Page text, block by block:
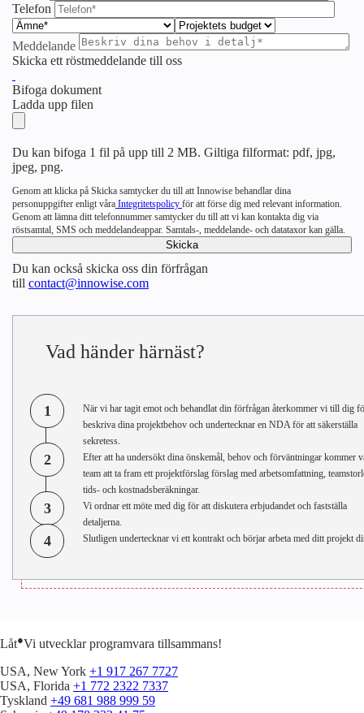
Telefon
Meddelande
Skicka ett röstmeddelande till oss
Bifoga dokument
Ladda upp filen
Du kan bifoga 1 fil på upp till 2 MB. Giltiga filformat: pdf, jpg,
jpeg, png.
Genom att klicka på Skicka samtycker du till att Innowise behandlar dina
personuppgifter enligt våra Integritetspolicy för att förse dig med relevant information.
Genom att lämna ditt telefonnummer samtycker du till att vi kan kontakta dig via
röstsamtal, SMS och meddelandeappar. Samtals-, meddelande- och datataxor kan gälla.
Du kan också skicka oss din förfrågan
till contact@innowise.com
Vad händer härnäst?
1
När vi har tagit emot och behandlat din förfrågan återkommer vi till dig
beskriva dina projektbehov och undertecknar en NDA för att säkerställa
sekretess.
2
Efter att ha undersökt dina önskemål, behov och förväntningar kommer
team att ta fram ett projektförslag förslag med arbetsomfattning,
tids- och kostnadsberäkningar.
3
Vi ordnar ett möte med dig för att diskutera erbjudandet och fastställa
detaljerna.
4 Slutligen undertecknar vi ett kontrakt och börjar arbeta med ditt projekt
Låt●Vi utvecklar programvara tillsammans!
USA, New York +1 917 267 7727
USA, Florida +1 772 2322 7337
Tyskland +49 681 988 999 59